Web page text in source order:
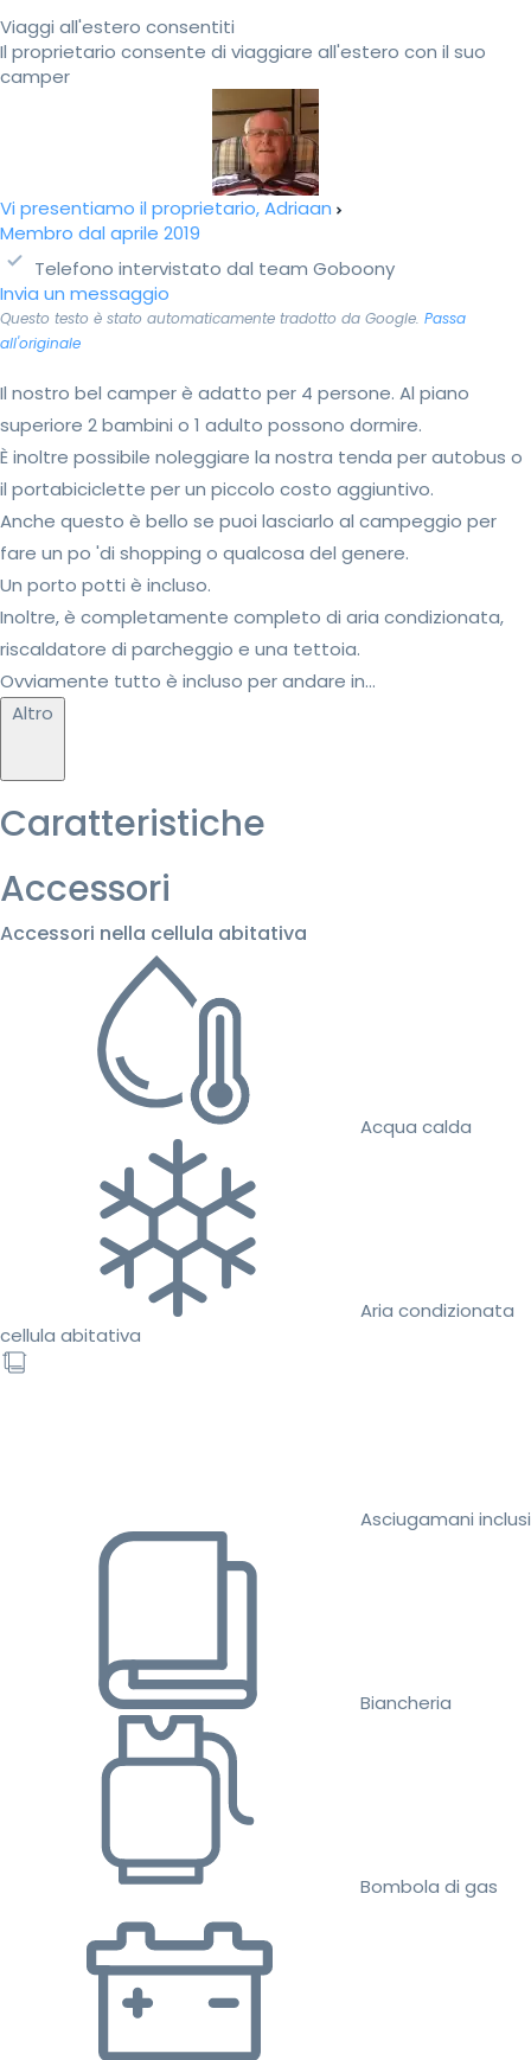
Viaggi all'estero consentiti
Il proprietario consente di viaggiare all'estero con il suo
camper
Vi presentiamo il proprietario, Adriaan
Membro dal aprile 2019
Telefono intervistato dal team Goboony
Invia un messaggio
Questo testo è stato automaticamente tradotto da Google. Passa
all'originale
Il nostro bel camper è adatto per 4 persone. Al piano
superiore 2 bambini o 1 adulto possono dormire.
È inoltre possibile noleggiare la nostra tenda per autobus o
il portabiciclette per un piccolo costo aggiuntivo.
Anche questo è bello se puoi lasciarlo al campeggio per
fare un po 'di shopping o qualcosa del genere.
Un porto potti è incluso.
Inoltre, è completamente completo di aria condizionata,
riscaldatore di parcheggio e una tettoia.
Ovviamente tutto è incluso per andare in...
Altro
Caratteristiche
Accessori
Accessori nella cellula abitativa
Acqua calda
Aria condizionata
cellula abitativa
Asciugamani inclusi
Biancheria
Bombola di gas